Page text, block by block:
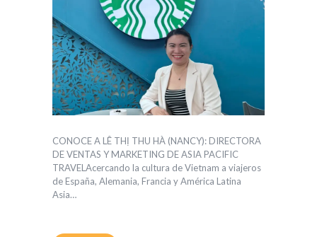
CONOCE A LÊ THỊ THU HÀ (NANCY): DIRECTORA
DE VENTAS Y MARKETING DE ASIA PACIFIC
TRAVELAcercando la cultura de Vietnam a viajeros
de España, Alemania, Francia y América Latina
Asia…